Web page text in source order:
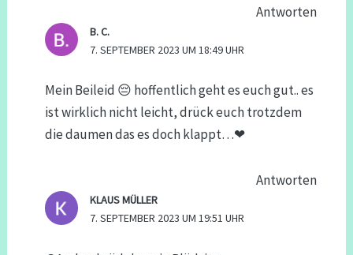
Antworten
B. C.
7. SEPTEMBER 2023 UM 18:49 UHR
Mein Beileid 😔 hoffentlich geht es euch gut.. es
ist wirklich nicht leicht, drück euch trotzdem
die daumen das es doch klappt…❤
Antworten
KLAUS MÜLLER
7. SEPTEMBER 2023 UM 19:51 UHR